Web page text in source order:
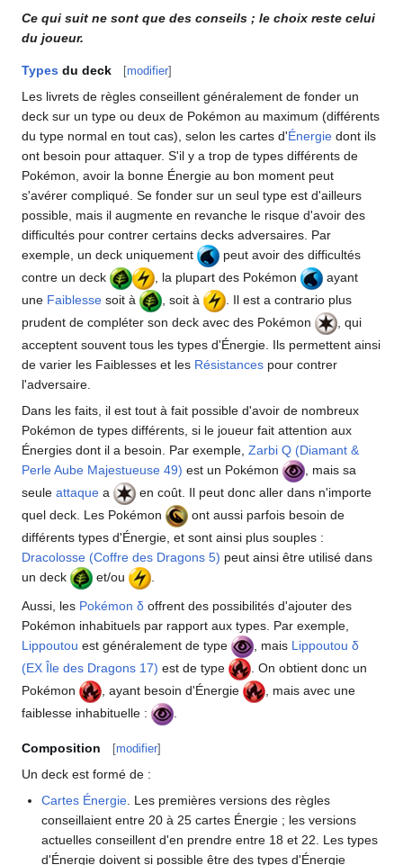
Ce qui suit ne sont que des conseils ; le choix reste celui
du joueur.
Types du deck [modifier]
Les livrets de règles conseillent généralement de fonder un
deck sur un type ou deux de Pokémon au maximum (différents
du type normal en tout cas), selon les cartes d'Énergie dont ils
ont besoin pour attaquer. S'il y a trop de types différents de
Pokémon, avoir la bonne Énergie au bon moment peut
s'avérer compliqué. Se fonder sur un seul type est d'ailleurs
possible, mais il augmente en revanche le risque d'avoir des
difficultés pour contrer certains decks adversaires. Par
exemple, un deck uniquement
peut avoir des difficultés
contre un deck
, la plupart des Pokémon
ayant
une Faiblesse soit à , soit à
. Il est a contrario plus
prudent de compléter son deck avec des Pokémon
, qui
acceptent souvent tous les types d'Énergie. Ils permettent ainsi
de varier les Faiblesses et les Résistances pour contrer
l'adversaire.
Dans les faits, il est tout à fait possible d'avoir de nombreux
Pokémon de types différents, si le joueur fait attention aux
Énergies dont il a besoin. Par exemple, Zarbi Q (Diamant &
Perle Aube Majestueuse 49) est un Pokémon
, mais sa
seule attaque a
en coût. Il peut donc aller dans n'importe
quel deck. Les Pokémon
ont aussi parfois besoin de
différents types d'Énergie, et sont ainsi plus souples :
Dracolosse (Coffre des Dragons 5) peut ainsi être utilisé dans
un deck
et/ou
Aussi, les Pokémon δ offrent des possibilités d'ajouter des
Pokémon inhabituels par rapport aux types. Par exemple,
Lippoutou est généralement de type , mais Lippoutou δ
(EX Île des Dragons 17) est de type
. On obtient donc un
Pokémon
, ayant besoin d'Énergie
, mais avec une
faiblesse inhabituelle :
Composition [modifier]
Un deck est formé de :
Cartes Énergie . Les premières versions des règles
conseillaient entre 20 à 25 cartes Énergie ; les versions
actuelles conseillent d'en prendre entre 18 et 22. Les types
d'Énergie doivent si possible être des types d'Énergie